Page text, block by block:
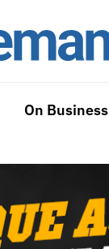
On Business